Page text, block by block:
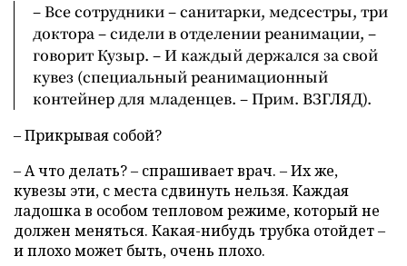
– Все сотрудники – санитарки, медсестры, три
доктора – сидели в отделении реанимации, –
говорит Кузыр. – И каждый держался за свой
кувез (специальный реанимационный
контейнер для младенцев. – Прим. ВЗГЛЯД).
– Прикрывая собой?
– А что делать? – спрашивает врач. – Их же,
кувезы эти, с места сдвинуть нельзя. Каждая
ладошка в особом тепловом режиме, который не
должен меняться. Какая-нибудь трубка отойдет –
и плохо может быть, очень плохо.